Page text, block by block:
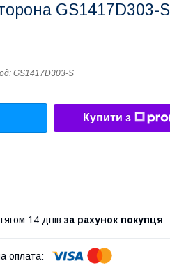
GS1417D303-S
GS1417D303-S
Купити з
14 днів за рахунок покупця